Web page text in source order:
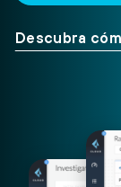
Descubra